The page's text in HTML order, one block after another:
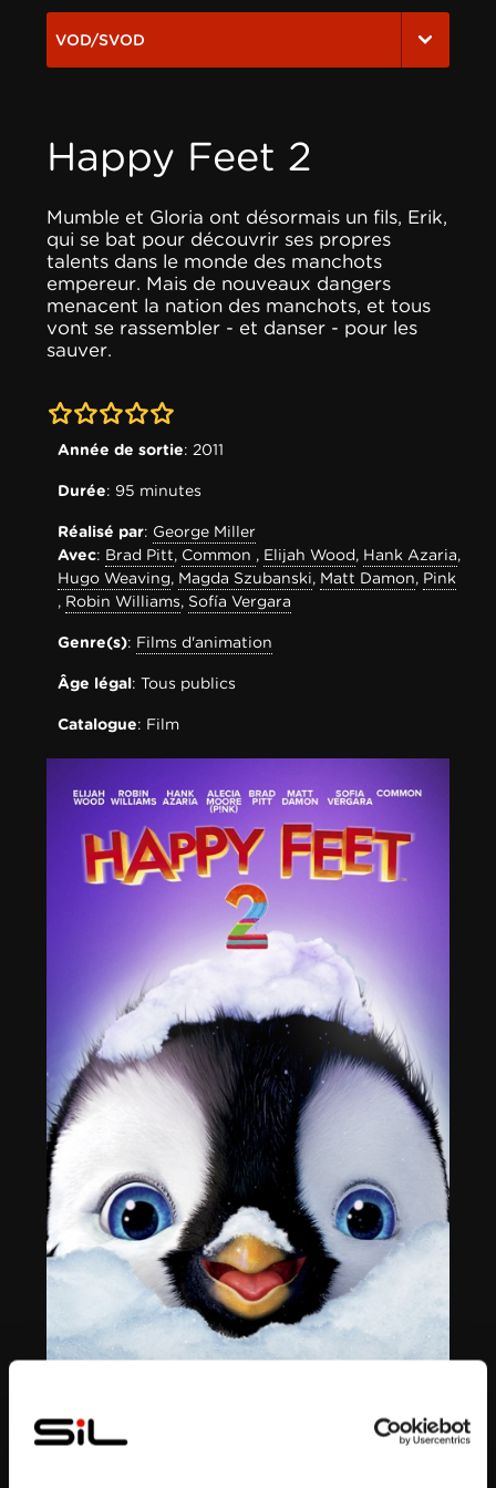
VOD/SVOD
Happy Feet 2
Mumble et Gloria ont désormais un fils, Erik,
qui se bat pour découvrir ses propres
talents dans le monde des manchots
empereur. Mais de nouveaux dangers
menacent la nation des manchots, et tous
vont se rassembler - et danser - pour les
sauver.
0-0Année de sortie: 2011
Durée: 95 minutes
Réalisé par: George Miller
Avec: Brad Pitt, Common , Elijah Wood, Hank Azaria,
Hugo Weaving, Magda Szubanski, Matt Damon, Pink
, Robin Williams, Sofía Vergara
Genre(s): Films d'animation
Âge légal: Tous publics
Catalogue: Film